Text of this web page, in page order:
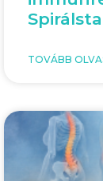
TOVÁBB